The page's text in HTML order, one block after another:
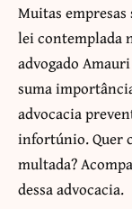
Muitas
lei contemplada
advogado
suma
advocacia
infortúnio. Quer
multada?
dessa advocacia.